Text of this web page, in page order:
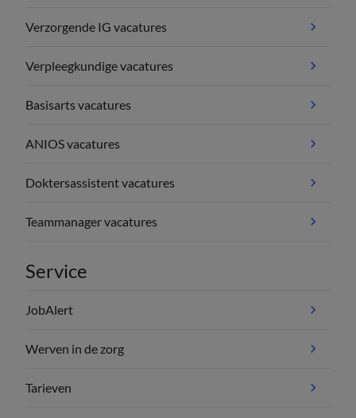
Verzorgende IG vacatures
Verpleegkundige vacatures
Basisarts vacatures
ANIOS vacatures
Doktersassistent vacatures
Teammanager vacatures
Service
JobAlert
Werven in de zorg
Tarieven